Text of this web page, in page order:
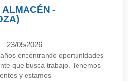
ALMACÉN -
23/05/2026
encontrando oportunidades
que busca trabajo. Tenemos
y estamos